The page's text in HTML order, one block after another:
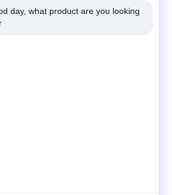
day, what product are you looking